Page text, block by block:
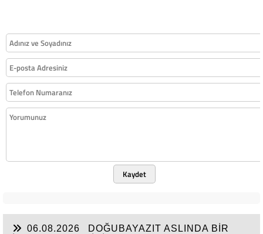
Kaydet
06.08.2026
DOĞUBAYAZIT ASLINDA BİR